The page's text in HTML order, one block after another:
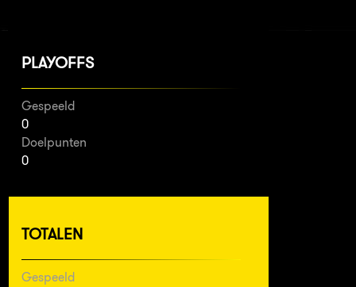
PLAYOFFS
Gespeeld
0
Doelpunten
0
TOTALEN
Gespeeld